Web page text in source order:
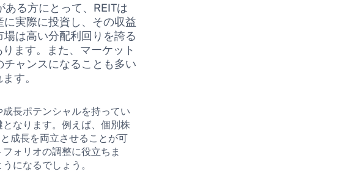
ある方にとって、REITは
実際に投資し、その収益
は高い分配利回りを誇る
ます。また、マーケット
ャンスになることも多い
す。
長ポテンシャルを持ってい
なります。例えば、個別株
成長を両立させることが可
ォリオの調整に役立ちま
になるでしょう。